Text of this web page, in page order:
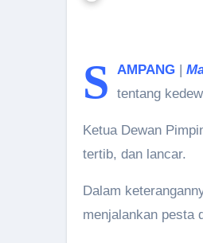
S AMPANG |
tentang
Ketua Dewan
tertib, dan lancar.
Dalam
menjalankan pesta